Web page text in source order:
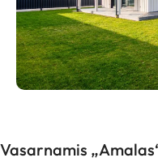
Vasarnamis